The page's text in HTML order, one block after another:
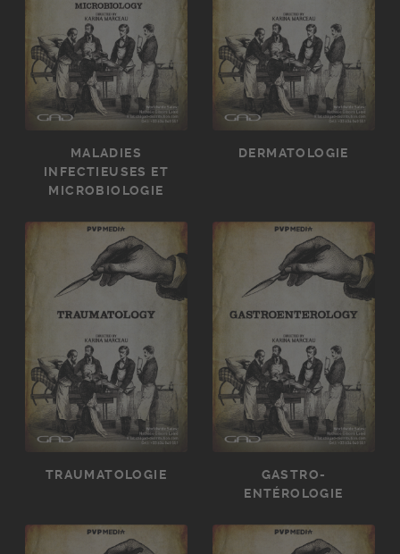
MALADIES
INFECTIEUSES ET
MICROBIOLOGIE
DERMATOLOGIE
TRAUMATOLOGIE
GASTRO-
ENTÉROLOGIE